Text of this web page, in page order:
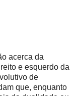
acerca da
e esquerdo da
de
que, enquanto